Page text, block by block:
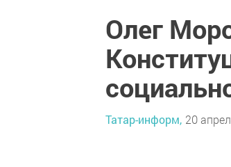
Олег
Татар-информ, 20